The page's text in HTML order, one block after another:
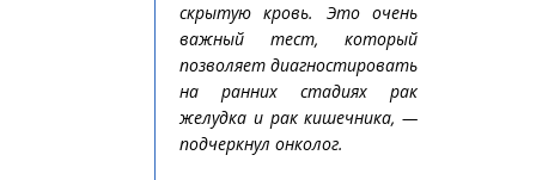
скрытую кровь. Это очень
важный тест, который
позволяет диагностировать
на ранних стадиях рак
желудка и рак кишечника, —
подчеркнул онколог.